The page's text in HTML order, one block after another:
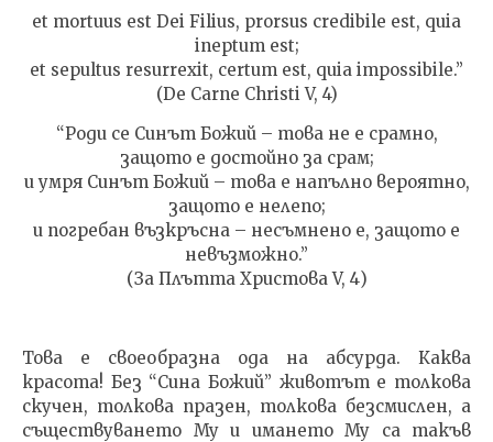
et mortuus est Dei Filius, prorsus credibile est, quia
ineptum est;
et sepultus resurrexit, certum est, quia impossibile.”
(De Carne Christi V, 4)
“Роди се Синът Божий – това не е срамно,
защото е достойно за срам;
и умря Синът Божий – това е напълно вероятно,
защото е нелепо;
и погребан възкръсна – несъмнено е, защото е
невъзможно.”
(За Плътта Христова V, 4)
Това е своеобразна ода на абсурда. Каква
красота! Без “Сина Божий” животът е толкова
скучен, толкова празен, толкова безсмислен, а
съществуването Му и имането Му са такъв